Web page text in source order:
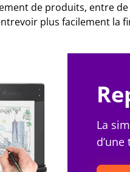
de produits, entre
plus facilement la
La